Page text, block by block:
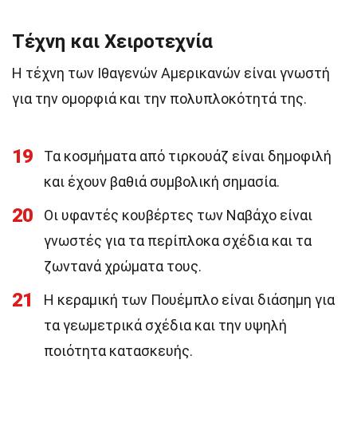
Τέχνη και Χειροτεχνία
Η τέχνη των Ιθαγενών Αμερικανών είναι γνωστή
για την ομορφιά και την πολυπλοκότητά της.
19
Τα κοσμήματα από τιρκουάζ είναι δημοφιλή
και έχουν βαθιά συμβολική σημασία.
20
Οι υφαντές κουβέρτες των Ναβάχο είναι
γνωστές για τα περίπλοκα σχέδια και τα
ζωντανά χρώματα τους.
21
Η κεραμική των Πουέμπλο είναι διάσημη για
τα γεωμετρικά σχέδια και την υψηλή
ποιότητα κατασκευής.